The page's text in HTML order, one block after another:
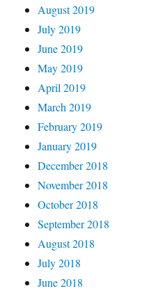
August 2019
July 2019
June 2019
May 2019
April 2019
March 2019
February 2019
January 2019
December 2018
November 2018
October 2018
September 2018
August 2018
July 2018
June 2018